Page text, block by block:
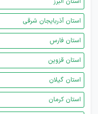
استان آذربایجان شرقی
استان فارس
استان قزوین
استان گیلان
استان کرمان